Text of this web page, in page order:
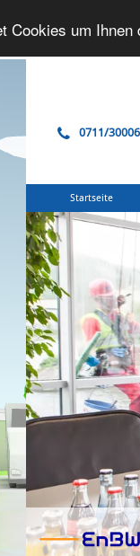
Cookies um
0711/
Startseite